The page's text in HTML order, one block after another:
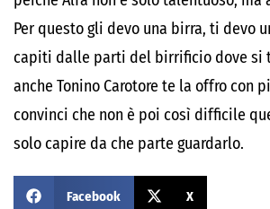
Facebook X